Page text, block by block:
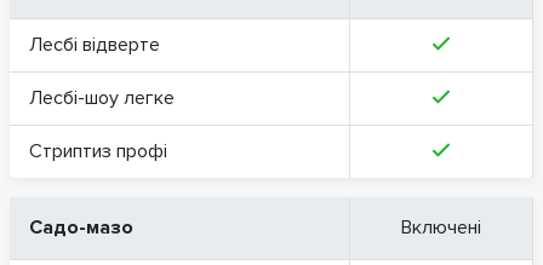
Лесбі відверте
Лесбі-шоу легке
Стриптиз профі
Садо-мазо Включені